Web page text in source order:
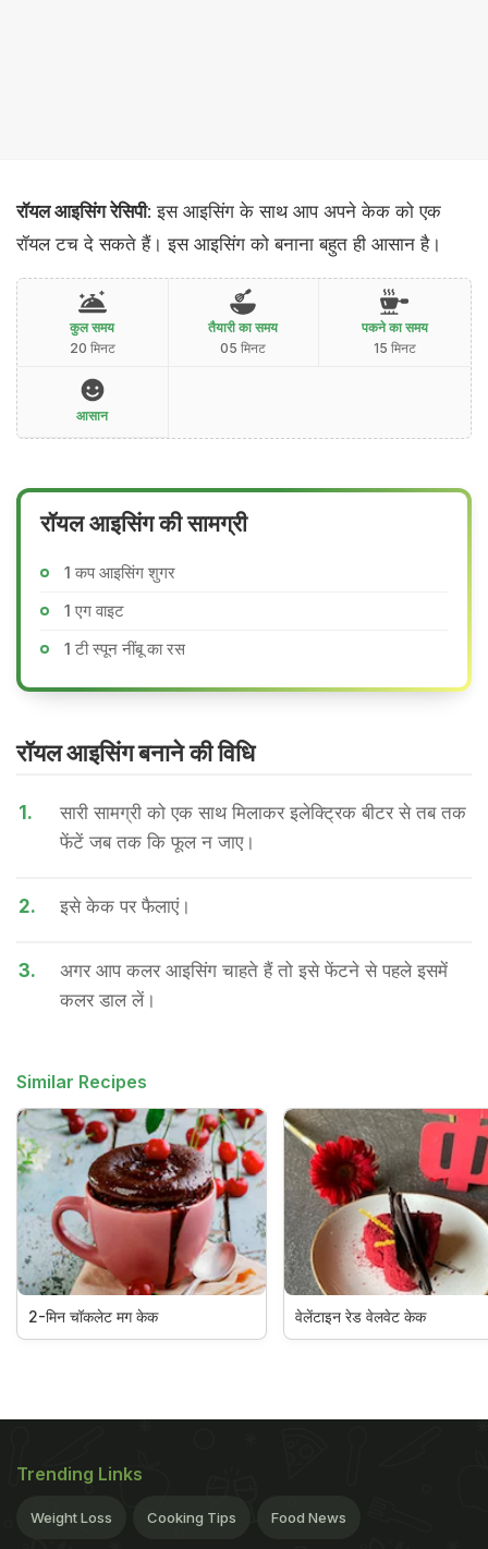
रॉयल आइसिंग रेसिपी: इस आइसिंग के साथ आप अपने केक को एक
रॉयल टच दे सकते हैं। इस आइसिंग को बनाना बहुत ही आसान है।
कुल समय
20 मिनट
तैयारी का समय
05 मिनट
पकने का समय
15 मिनट
आसान
रॉयल आइसिंग की सामग्री
1 कप आइसिंग शुगर
1 एग वाइट
1 टी स्पून नींबू का रस
रॉयल आइसिंग बनाने की वि​धि
1.
सारी सामग्री को एक साथ मिलाकर इलेक्ट्रिक बीटर से तब तक
फेंटें जब तक कि फूल न जाए।
2. इसे केक पर फैलाएं।
3.
अगर आप कलर आइसिंग चाहते हैं तो इसे फेंटने से पहले इसमें
कलर डाल लें।
Similar Recipes
2-मिन चॉकलेट मग केक वेलेंटाइन रेड वेलवेट केक
Trending Links
Weight Loss Cooking Tips Food News